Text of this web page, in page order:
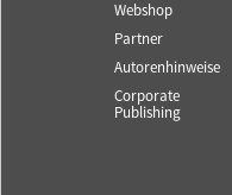
Webshop
Partner
Autorenhinweise
Corporate
Publishing